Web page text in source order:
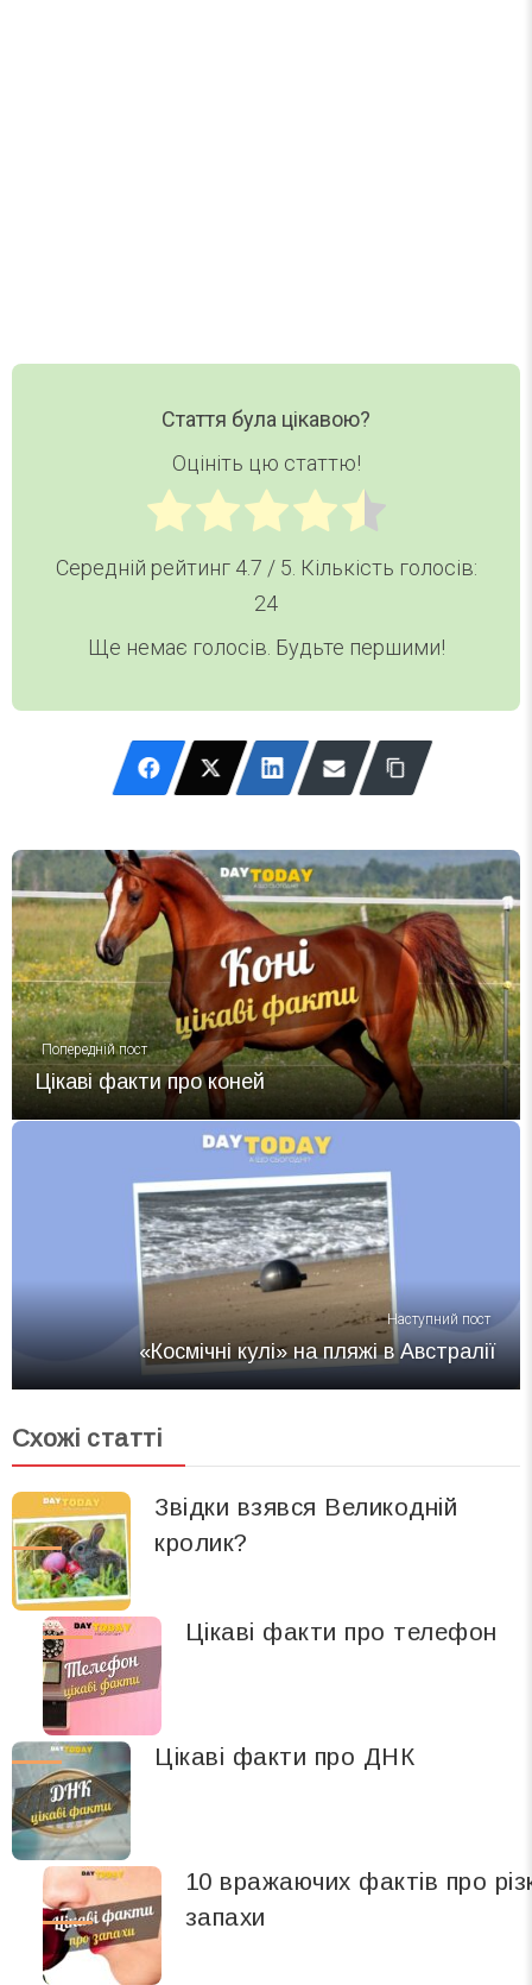
Стаття була цікавою?
Оцініть цю статтю!
Середній рейтинг 4.7 / 5. Кількість голосів:
24
Ще немає голосів. Будьте першими!
Попередній пост
Цікаві факти про коней
Наступний пост
«Космічні кулі» на пляжі в Австралії
Схожі статті
Звідки взявся Великодній
кролик?
Цікаві факти про телефон
Цікаві факти про ДНК
10 вражаючих фактів про
запахи